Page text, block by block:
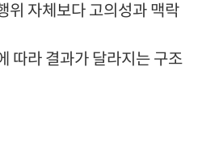
위 자체보다 고의성과 맥락
따라 결과가 달라지는 구조